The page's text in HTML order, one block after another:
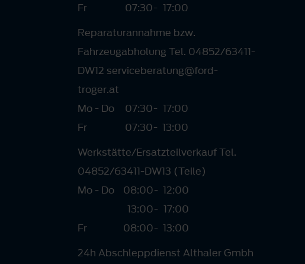
Fr
07:30- 17:00
Reparaturannahme bzw.
Fahrzeugabholung Tel. 04852/63411-
DW12 serviceberatung@ford-
troger.at
Mo - Do
07:30- 17:00
Fr
07:30- 13:00
Werkstätte/Ersatzteilverkauf Tel.
04852/63411-DW13 (Teile)
Mo - Do
08:00
13:00
-
-
12:00
17:00
Fr
08:00- 13:00
24h Abschleppdienst Althaler Gmbh